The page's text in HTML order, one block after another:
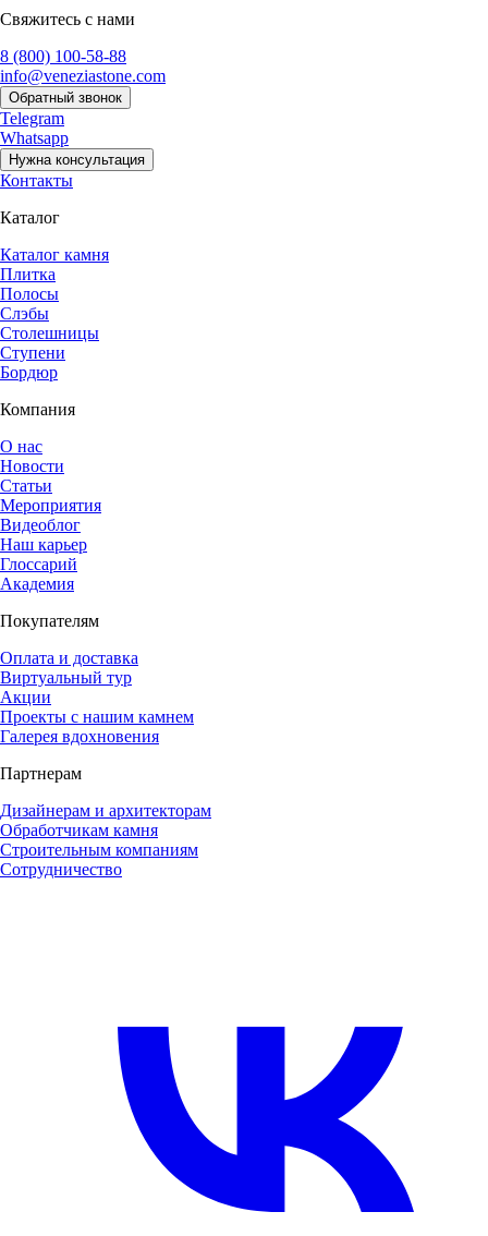
Свяжитесь с нами
8 (800) 100-58-88
info@veneziastone.com
Обратный звонок
Telegram
Whatsapp
Нужна консультация
Контакты
Каталог
Каталог камня
Плитка
Полосы
Слэбы
Столешницы
Ступени
Бордюр
Компания
О нас
Новости
Статьи
Мероприятия
Видеоблог
Наш карьер
Глоссарий
Академия
Покупателям
Оплата и доставка
Виртуальный тур
Акции
Проекты с нашим камнем
Галерея вдохновения
Партнерам
Дизайнерам и архитекторам
Обработчикам камня
Строительным компаниям
Сотрудничество